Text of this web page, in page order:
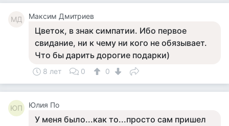
МД Максим Дмитриев
Цветок, в знак симпатии. Ибо первое
свидание, ни к чему ни кого не обязывает.
Что бы дарить дорогие подарки)
8 лет 0 0
ЮП Юлия По
У меня было...как то...просто сам пришел